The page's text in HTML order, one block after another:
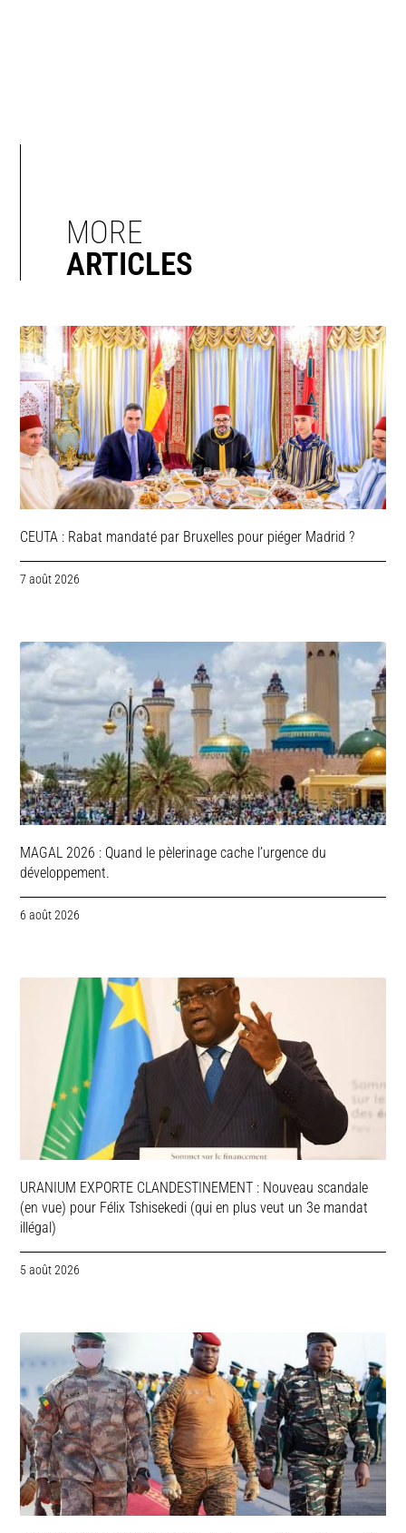
MORE
ARTICLES
CEUTA : Rabat mandaté par Bruxelles pour piéger Madrid ?
7 août 2026
MAGAL 2026 : Quand le pèlerinage cache l’urgence du
développement.
6 août 2026
URANIUM EXPORTE CLANDESTINEMENT : Nouveau scandale
(en vue) pour Félix Tshisekedi (qui en plus veut un 3e mandat
illégal)
5 août 2026